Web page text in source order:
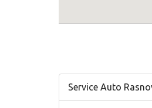
Service Auto